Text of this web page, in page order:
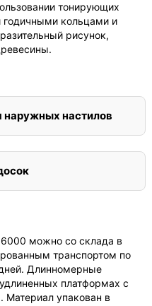
тонирующих
годичными кольцами и
рисунок,
наружных настилов
можно со склада в
транспортом по
Длинномерные
платформах с
Материал упакован в